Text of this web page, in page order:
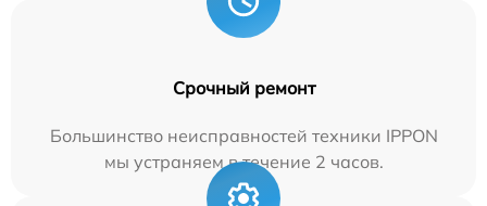
Срочный ремонт
Большинство неисправностей техники IPPON
мы устраняем в течение 2 часов.